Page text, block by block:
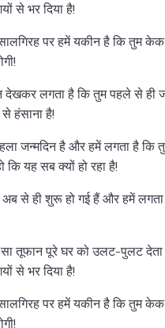
से भर दिया है!
सालगिरह पर हमें यकीन है कि तुम
देखकर लगता है कि तुम पहले से ही
हंसाना है!
जन्मदिन है और हमें लगता है कि
कि यह सब क्यों हो रहा है!
अब से ही शुरू हो गई हैं और हमें
तूफान पूरे घर को उलट-पुलट देता
से भर दिया है!
सालगिरह पर हमें यकीन है कि तुम